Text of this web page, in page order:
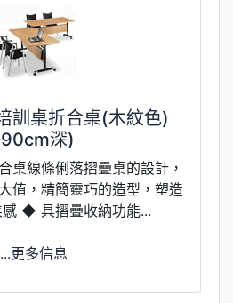
訓桌折合桌(木紋色)
深)
桌線條俐落摺疊桌的設計，
值，精簡靈巧的造型，塑造
感 ◆ 具摺疊收納功能...
...更多信息